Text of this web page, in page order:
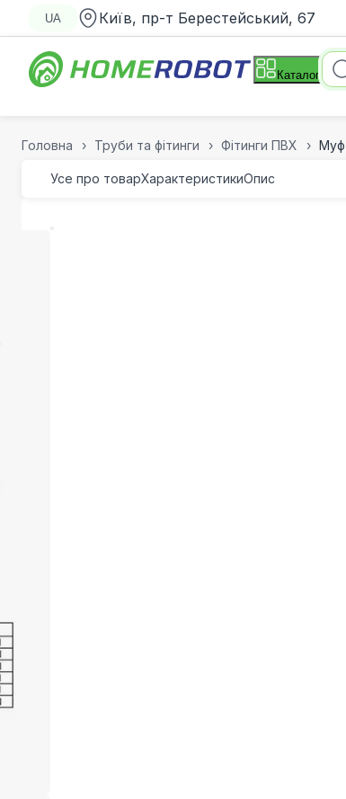
UA Київ, пр-т Берестейський, 67
Каталог
Головна Труби та фітинги Фітинги ПВХ
Усе про товарХарактеристикиОпис